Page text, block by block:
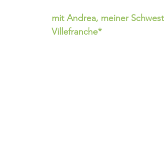
mit Andrea, meiner
Villefranche*